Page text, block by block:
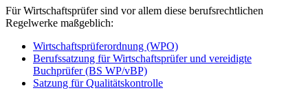
Für Wirtschaftsprüfer sind vor allem diese berufsrechtlichen
Regelwerke maßgeblich:
Wirtschaftsprüferordnung (WPO)
Berufssatzung für Wirtschaftsprüfer und vereidigte
Buchprüfer (BS WP/vBP)
Satzung für Qualitätskontrolle